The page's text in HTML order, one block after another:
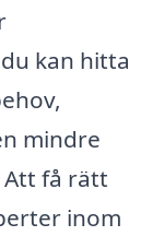
kan hitta
mindre
få rätt
inom